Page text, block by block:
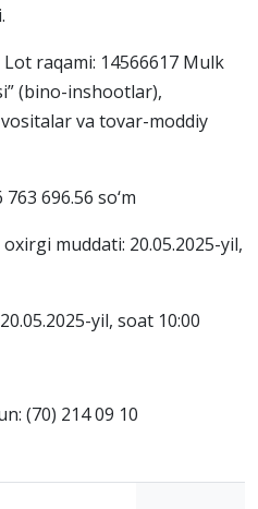
raqami: 14566617 Mulk
(bino-inshootlar),
va tovar-moddiy
696.56 so‘m
muddati: 20.05.2025-yil,
yil, soat 10:00
(70) 214 09 10